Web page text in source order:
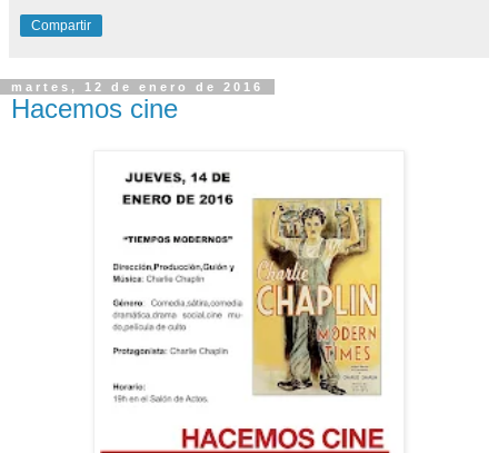
Compartir
martes, 12 de enero de 2016
Hacemos cine